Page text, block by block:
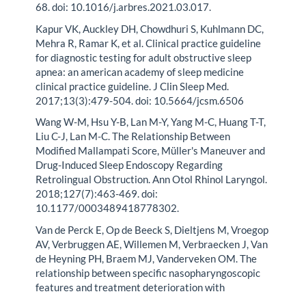
68. doi: 10.1016/j.arbres.2021.03.017.
Kapur VK, Auckley DH, Chowdhuri S, Kuhlmann DC,
Mehra R, Ramar K, et al. Clinical practice guideline
for diagnostic testing for adult obstructive sleep
apnea: an american academy of sleep medicine
clinical practice guideline. J Clin Sleep Med.
2017;13(3):479-504. doi: 10.5664/jcsm.6506
Wang W-M, Hsu Y-B, Lan M-Y, Yang M-C, Huang T-T,
Liu C-J, Lan M-C. The Relationship Between
Modified Mallampati Score, Müller's Maneuver and
Drug-Induced Sleep Endoscopy Regarding
Retrolingual Obstruction. Ann Otol Rhinol Laryngol.
2018;127(7):463-469. doi:
10.1177/0003489418778302.
Van de Perck E, Op de Beeck S, Dieltjens M, Vroegop
AV, Verbruggen AE, Willemen M, Verbraecken J, Van
de Heyning PH, Braem MJ, Vanderveken OM. The
relationship between specific nasopharyngoscopic
features and treatment deterioration with